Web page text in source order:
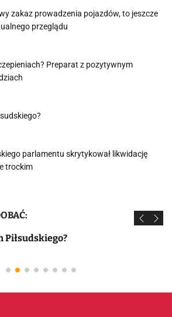
zakaz prowadzenia pojazdów, to jeszcze
przeglądu
Preparat z pozytywnym
parlamentu skrytykował likwidację
trockim
Piłsudskiego?